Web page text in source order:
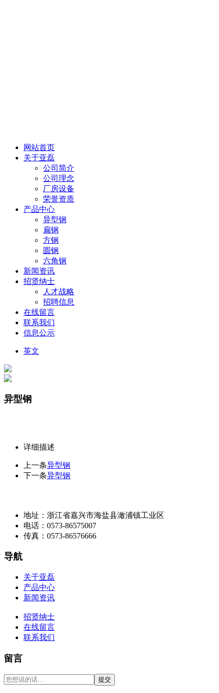
网站首页
关于亚磊
公司简介
公司理念
厂房设备
荣誉资质
产品中心
异型钢
扁钢
方钢
圆钢
六角钢
新闻资讯
招贤纳士
人才战略
招聘信息
在线留言
联系我们
信息公示
英文
异型钢
详细描述
上一条异型钢
下一条异型钢
地址：浙江省嘉兴市海盐县澉浦镇工业区
电话：0573-86575007
传真：0573-86576666
导航
关于亚磊
产品中心
新闻资讯
招贤纳士
在线留言
联系我们
留言